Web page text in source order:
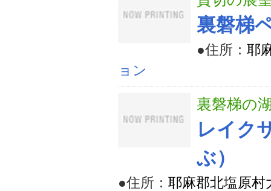
裏磐梯
●住所： 耶
ョン
裏磐梯の
レイク
ぶ）
●住所： 耶麻郡北塩原村